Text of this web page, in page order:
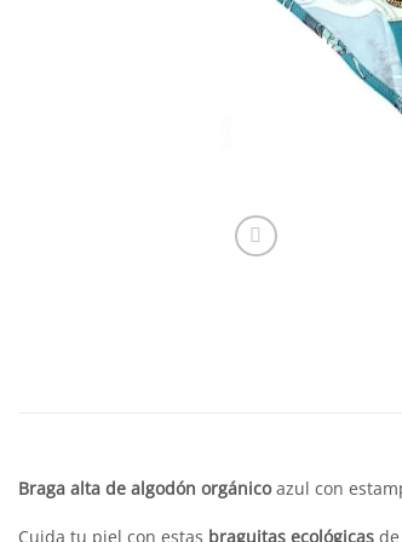
Braga alta de algodón orgánicoazul con
Cuida tu piel con estas braguitas ecológicas